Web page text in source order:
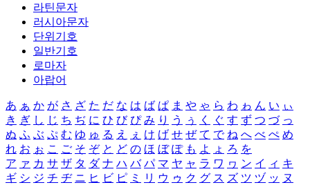
라틴문자
러시아문자
단위기호
일반기호
로마자
아랍어
あ ぁ か が さ ざ た だ な は ば ぱ ま や ゃ ら わ ゎ ん い ぃ
き ぎ し じ ち ぢ に ひ び ぴ み り う ぅ く ぐ す ず つ づ っ
ぬ ふ ぶ ぷ む ゆ ゅ る え ぇ け げ せ ぜ て で ね へ べ ぺ め
れ お ぉ こ ご そ ぞ と ど の ほ ぼ ぽ も よ ょ ろ を
ア ァ カ サ ザ タ ダ ナ ハ バ パ マ ヤ ャ ラ ワ ヮ ン イ ィ キ
ギ シ ジ チ ヂ ニ ヒ ビ ピ ミ リ ウ ゥ ク グ ス ズ ツ ヅ ッ ヌ